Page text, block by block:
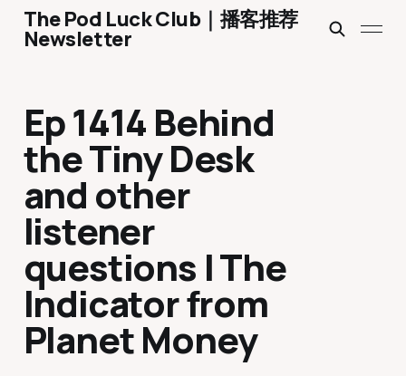
The Pod Luck Club｜播客推荐
Newsletter
Ep 1414 Behind
the Tiny Desk
and other
listener
questions | The
Indicator from
Planet Money